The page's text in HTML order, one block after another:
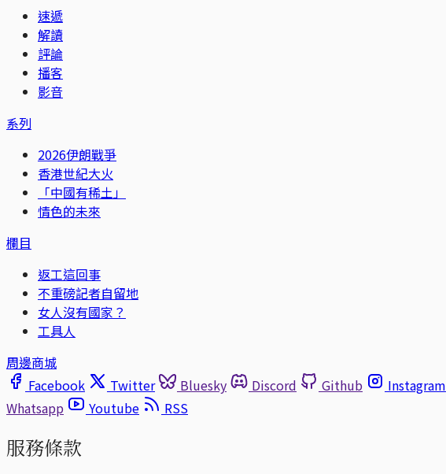
速遞
解讀
評論
播客
影音
系列
2026伊朗戰爭
香港世紀大火
「中國有稀土」
情色的未來
欄目
返工這回事
不重磅記者自留地
女人沒有國家？
工具人
周邊商城
Facebook
Twitter Bluesky Discord Github Instagram
Whatsapp
Youtube RSS
服務條款